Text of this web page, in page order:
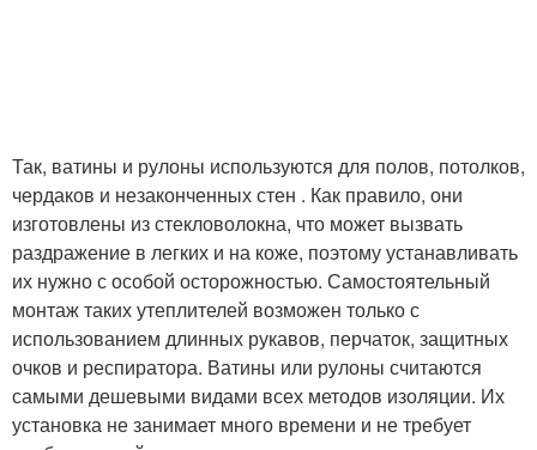
Так, ватины и рулоны используются для полов, потолков,
чердаков и незаконченных стен . Как правило, они
изготовлены из стекловолокна, что может вызвать
раздражение в легких и на коже, поэтому устанавливать
их нужно с особой осторожностью. Самостоятельный
монтаж таких утеплителей возможен только с
использованием длинных рукавов, перчаток, защитных
очков и респиратора. Ватины или рулоны считаются
самыми дешевыми видами всех методов изоляции. Их
установка не занимает много времени и не требует